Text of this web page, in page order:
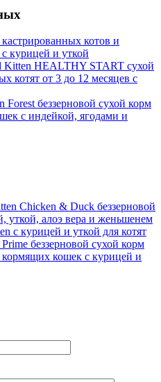
котов и
курицей и уткой
Kitten HEALTHY START сухой
котят от 3 до 12 месяцев с
Forest беззерновой сухой корм
с индейкой, ягодами и
Chicken & Duck беззерновой
уткой, алоэ вера и женьшенем
с курицей и уткой для котят
беззерновой сухой корм
кормящих кошек с курицей и